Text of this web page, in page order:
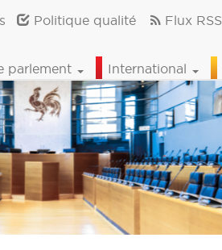
Politique qualité Flux RSS
parlement International